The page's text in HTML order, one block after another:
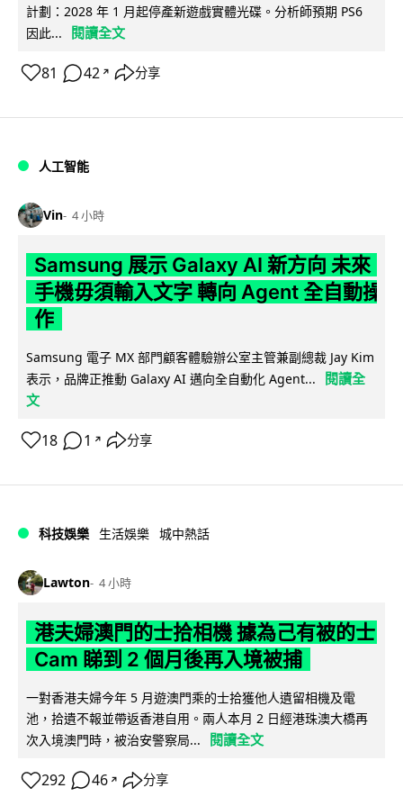
計劃：2028 年 1 月起停產新遊戲實體光碟。分析師預期 PS6
因此...
閱讀全文
81 42 ↗ 分享
人工智能
Vin 4 小時
Samsung 展示 Galaxy AI 新方向 未來
手機毋須輸入文字 轉向 Agent 全自動操
作
Samsung 電子 MX 部門顧客體驗辦公室主管兼副總裁 Jay Kim
表示，品牌正推動 Galaxy AI 邁向全自動化 Agent...
閱讀全
文
18 1 ↗ 分享
科技娛樂 生活娛樂 城中熱話
Lawton 4 小時
港夫婦澳門的士拾相機 據為己有被的士
Cam 睇到 2 個月後再入境被捕
一對香港夫婦今年 5 月遊澳門乘的士拾獲他人遺留相機及電
池，拾遺不報並帶返香港自用。兩人本月 2 日經港珠澳大橋再
次入境澳門時，被治安警察局...
閱讀全文
292 46 ↗ 分享